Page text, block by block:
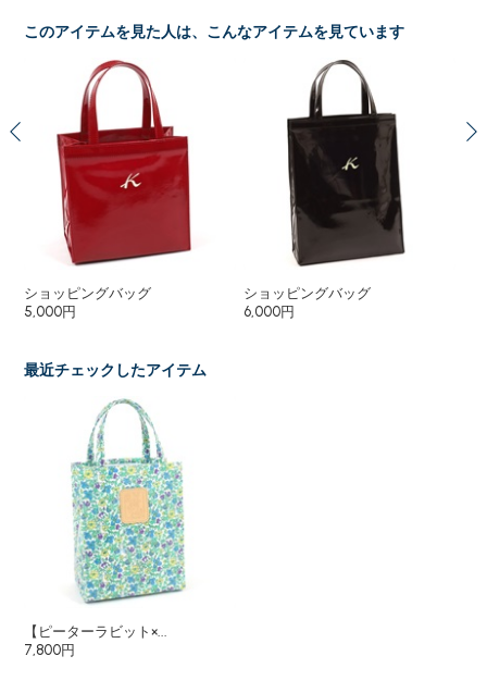
このアイテムを見た人は、こんなアイテムを見ています
ショッピングバッグ
5,000円
ショッピングバッグ
6,000円
最近チェックしたアイテム
【ピーターラビット×...
7,800円